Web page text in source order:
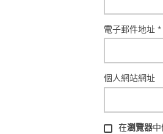
電子郵件地址 *
個人網站網址
在瀏覽器中